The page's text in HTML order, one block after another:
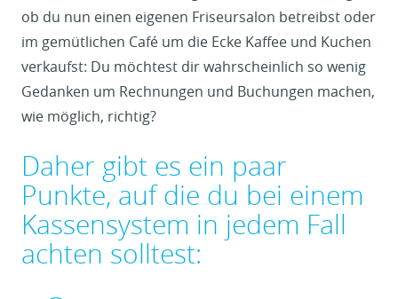
ob du nun einen eigenen Friseursalon betreibst oder
im gemütlichen Café um die Ecke Kaffee und Kuchen
verkaufst: Du möchtest dir wahrscheinlich so wenig
Gedanken um Rechnungen und Buchungen machen,
wie möglich, richtig?
Daher gibt es ein paar
Punkte, auf die du bei einem
Kassensystem in jedem Fall
achten solltest: